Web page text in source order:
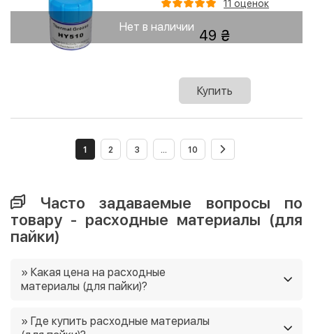
Нет в наличии
11 оценок
49
Купить
1 2 3 ... 10
Часто задаваемые вопросы по
товару - расходные материалы (для
пайки)
» Какая цена на расходные
материалы (для пайки)?
магазине от 19 грн. Ещё у нас постоянно действуют
» Где купить расходные материалы